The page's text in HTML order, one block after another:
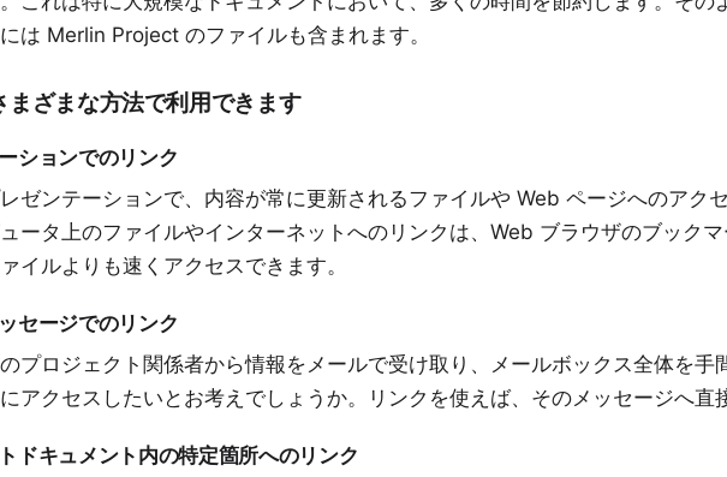
は Merlin Project のファイルも含まれます。
まざまな方法で利用できます
ションでのリンク
ゼンテーションで、内容が常に更新されるファイルや Web ページへのアク
ータ上のファイルやインターネットへのリンクは、Web ブラウザのブック
イルよりも速くアクセスできます。
セージでのリンク
プロジェクト関係者から情報をメールで受け取り、メールボックス全体を手
アクセスしたいとお考えでしょうか。リンクを使えば、そのメッセージへ直
ドキュメント内の特定箇所へのリンク